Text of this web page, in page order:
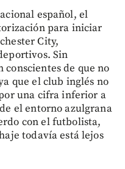
español, el
para iniciar
City,
Sin
conscientes de que no
que el club inglés no
una cifra inferior a
el entorno azulgrana
con el futbolista,
todavía está lejos